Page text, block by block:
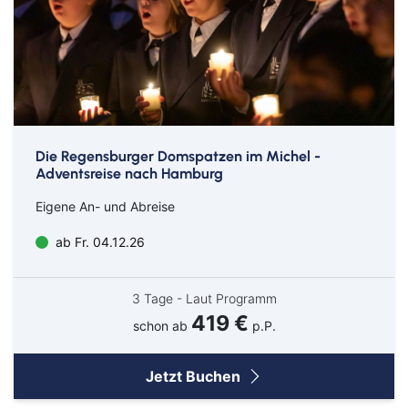
Die Regensburger Domspatzen im Michel -
Adventsreise nach Hamburg
Eigene An- und Abreise
ab Fr. 04.12.26
3 Tage - Laut Programm
schon ab 419 € p.P.
Jetzt Buchen